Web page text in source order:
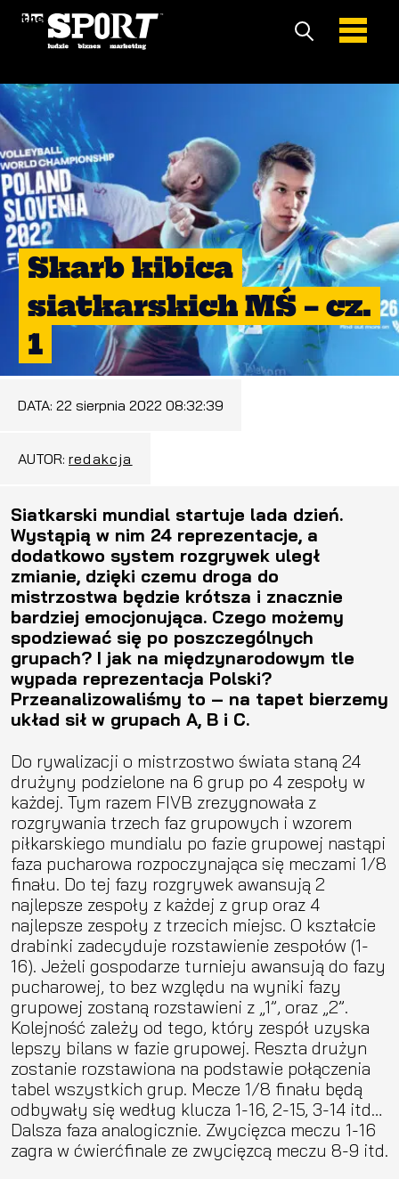
Skarb kibica
siatkarskich MŚ – cz.
1
DATA: 22 sierpnia 2022 08:32:39
AUTOR: redakcja
Siatkarski mundial startuje lada dzień.
Wystąpią w nim 24 reprezentacje, a
dodatkowo system rozgrywek uległ
zmianie, dzięki czemu droga do
mistrzostwa będzie krótsza i znacznie
bardziej emocjonująca. Czego możemy
spodziewać się po poszczególnych
grupach? I jak na międzynarodowym tle
wypada reprezentacja Polski?
Przeanalizowaliśmy to – na tapet bierzemy
układ sił w grupach A, B i C.
Do rywalizacji o mistrzostwo świata staną 24
drużyny podzielone na 6 grup po 4 zespoły w
każdej. Tym razem FIVB zrezygnowała z
rozgrywania trzech faz grupowych i wzorem
piłkarskiego mundialu po fazie grupowej nastąpi
faza pucharowa rozpoczynająca się meczami 1/8
finału. Do tej fazy rozgrywek awansują 2
najlepsze zespoły z każdej z grup oraz 4
najlepsze zespoły z trzecich miejsc. O kształcie
drabinki zadecyduje rozstawienie zespołów (1-
16). Jeżeli gospodarze turnieju awansują do fazy
pucharowej, to bez względu na wyniki fazy
grupowej zostaną rozstawieni z „1”, oraz „2”.
Kolejność zależy od tego, który zespół uzyska
lepszy bilans w fazie grupowej. Reszta drużyn
zostanie rozstawiona na podstawie połączenia
tabel wszystkich grup. Mecze 1/8 finału będą
odbywały się według klucza 1-16, 2-15, 3-14 itd…
Dalsza faza analogicznie. Zwycięzca meczu 1-16
zagra w ćwierćfinale ze zwycięzcą meczu 8-9 itd.